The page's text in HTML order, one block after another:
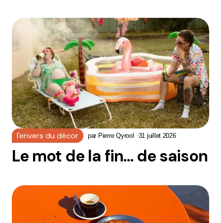
l'envers du décor par Pierre Qyrool 31 juillet 2026
Le mot de la fin… de saison